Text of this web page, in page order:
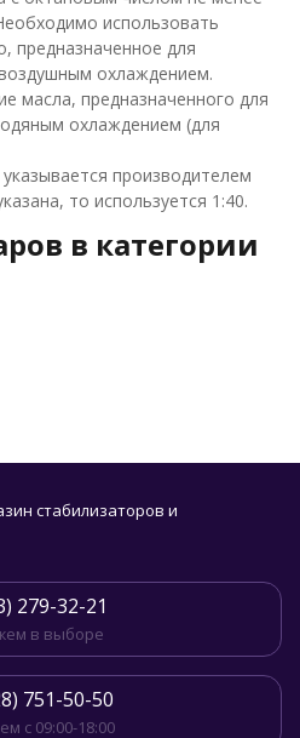
использовать
предназначенное для
охлаждением.
масла, предназначенного для
охлаждением (для
производителем
то используется 1:40.
в категории
стабилизаторов и
279-32-21
в выборе
751-50-50
с 09:00-18:00